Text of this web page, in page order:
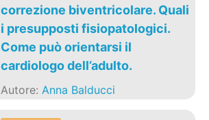
correzione biventricolare. Quali
i presupposti fisiopatologici.
Come può orientarsi il
cardiologo dell’adulto.
Autore:Anna Balducci